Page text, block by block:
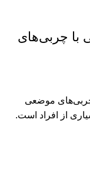
با چربی‌های
موضعی
از افراد است.